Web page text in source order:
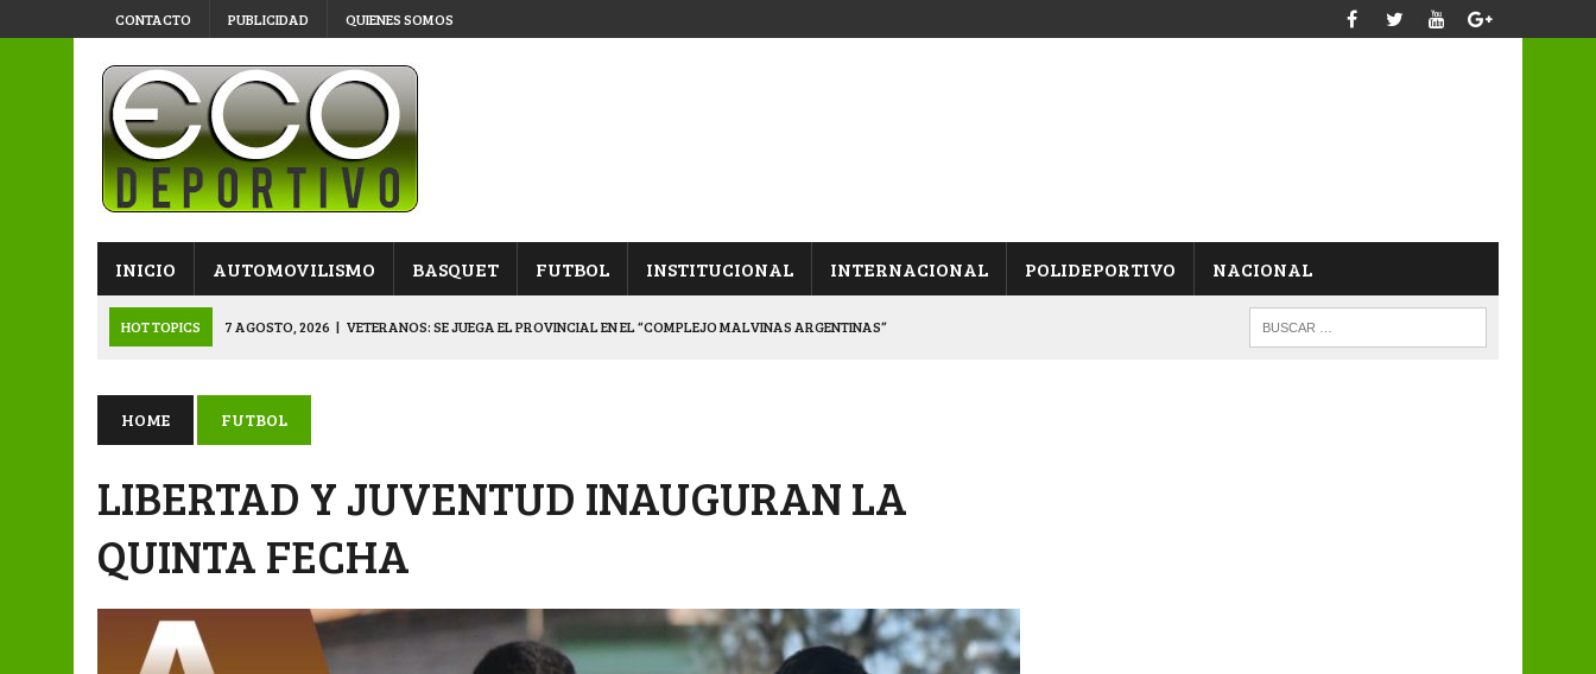
CONTACTO PUBLICIDAD QUIENES SOMOS
INICIO AUTOMOVILISMO BASQUET FUTBOL INSTITUCIONAL INTERNACIONAL POLIDEPORTIVO NACIONAL
HOT TOPICS 7 AGOSTO, 2026 | VETERANOS: SE JUEGA EL PROVINCIAL EN EL “COMPLEJO MALVINAS ARGENTINAS”
6 AGOSTO, 2026 | SUB 20: TRIUNFO Y CLASIFICACIÓN DE LOS “ALBICELESTES”
8 AGOSTO, 2026 | PRIMERA B: EL “GALLITO” Y EL “DECANO”, DUELO SEMIFINAL EN PAMPA
HOME FUTBOL
LIBERTAD Y JUVENTUD INAUGURAN LA
QUINTA FECHA